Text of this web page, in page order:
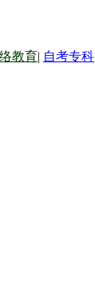
教育| 自考专科